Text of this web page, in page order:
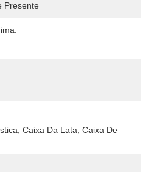
Presente
Caixa Da Lata, Caixa De